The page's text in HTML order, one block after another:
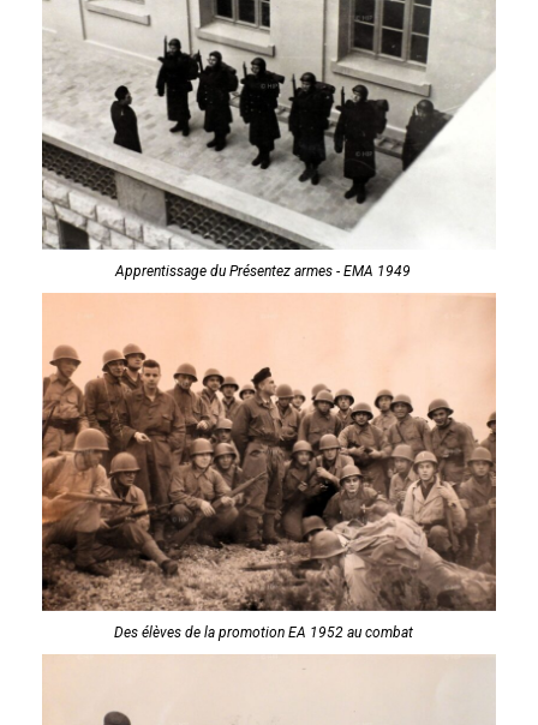
Apprentissage du Présentez armes - EMA 1949
Des élèves de la promotion EA 1952 au combat